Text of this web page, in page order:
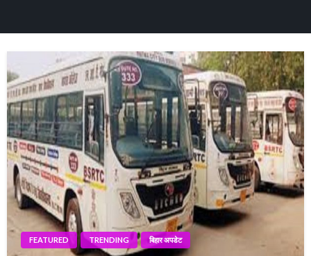
FEATURED TRENDING बिहार अपडेट